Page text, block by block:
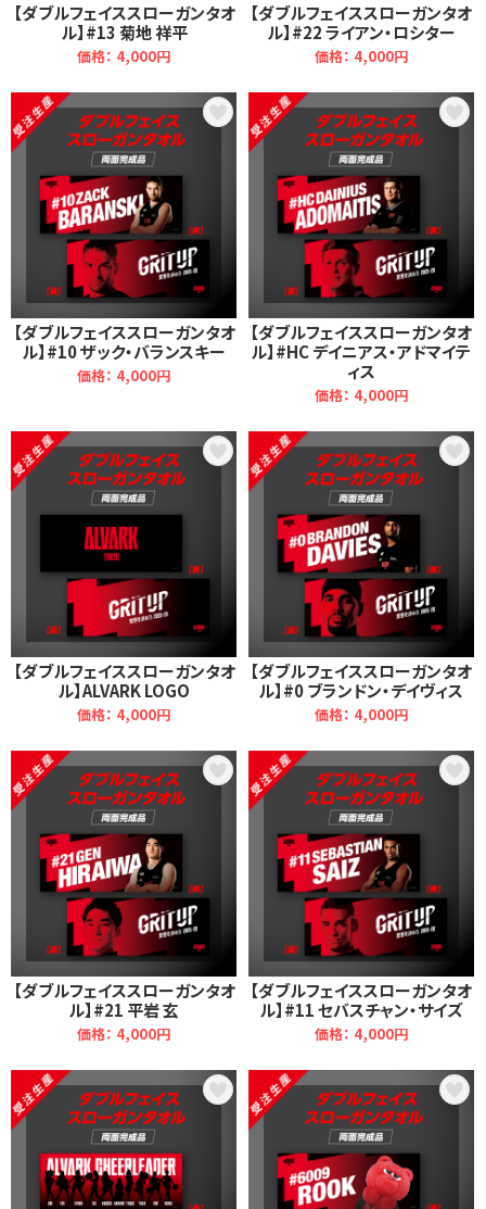
【ダブルフェイススローガンタオ
ル】#13 菊地 祥平
価格： 4,000円
【ダブルフェイススローガンタオ
ル】#22 ライアン・ロシター
価格： 4,000円
【ダブルフェイススローガンタオ
ル】#10 ザック・バランスキー
価格： 4,000円
【ダブルフェイススローガンタオ
ル】#HC デイニアス・アドマイテ
ィス
価格： 4,000円
【ダブルフェイススローガンタオ
ル】ALVARK LOGO
価格： 4,000円
【ダブルフェイススローガンタオ
ル】#0 ブランドン・デイヴィス
価格： 4,000円
【ダブルフェイススローガンタオ
ル】#21 平岩 玄
価格： 4,000円
【ダブルフェイススローガンタオ
ル】#11 セバスチャン・サイズ
価格： 4,000円